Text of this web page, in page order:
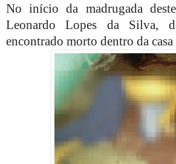
No início da madrugada
Leonardo Lopes da Silva,
encontrado morto dentro da